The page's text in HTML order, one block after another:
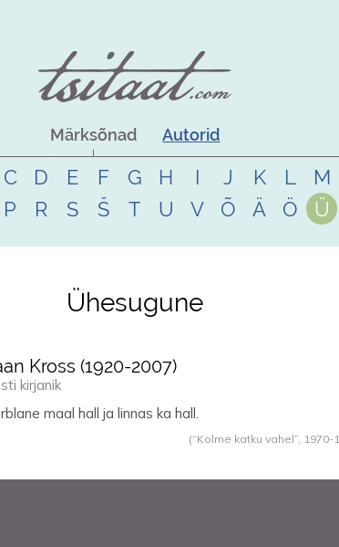
Märksõnad Autorid
C D E F G H I J K L
M
P R S Š T U V Õ Ä Ö Ü
Ühesugune
Kross (1920-2007)
kirjanik
maal hall ja linnas ka hall.
(“Kolme katku vahel”, 1970-